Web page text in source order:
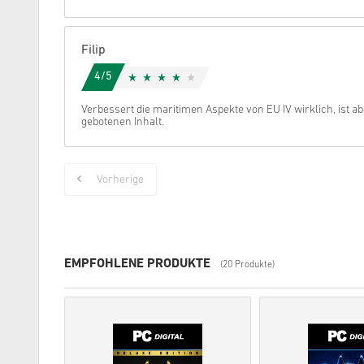
Filip
4/5
Verbessert die maritimen Aspekte von EU IV wirklich, ist
gebotenen Inhalt.
Vorherige
EMPFOHLENE PRODUKTE (20 Produkte)